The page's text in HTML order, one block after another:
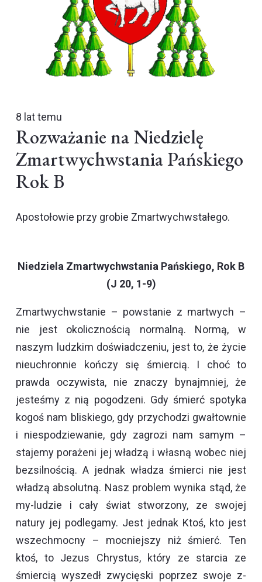
8 lat temu
Rozważanie na Niedzielę
Zmartwychwstania Pańskiego
Rok B
Apostołowie przy grobie Zmartwychwstałego.
Niedziela Zmartwychwstania Pańskiego, Rok B
(J 20, 1-9)
Zmartwychwstanie – powstanie z martwych –
nie jest okolicznością normalną. Normą, w
naszym ludzkim doświadczeniu, jest to, że życie
nieuchronnie kończy się śmiercią. I choć to
prawda oczywista, nie znaczy bynajmniej, że
jesteśmy z nią pogodzeni. Gdy śmierć spotyka
kogoś nam bliskiego, gdy przychodzi gwałtownie
i niespodziewanie, gdy zagrozi nam samym –
stajemy porażeni jej władzą i własną wobec niej
bezsilnością. A jednak władza śmierci nie jest
władzą absolutną. Nasz problem wynika stąd, że
my-ludzie i cały świat stworzony, ze swojej
natury jej podlegamy. Jest jednak Ktoś, kto jest
wszechmocny – mocniejszy niż śmierć. Ten
ktoś, to Jezus Chrystus, który ze starcia ze
śmiercią wyszedł zwycięski poprzez swoje z-